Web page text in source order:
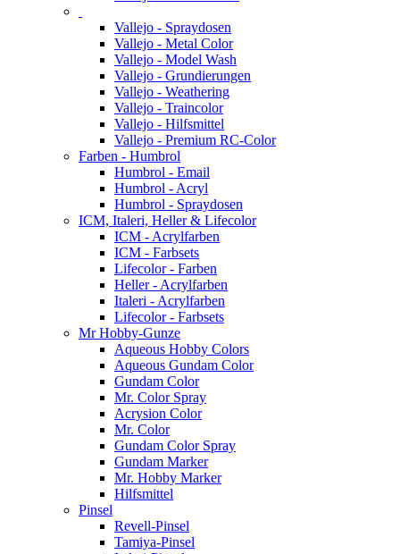
Vallejo - Spraydosen
Vallejo - Metal Color
Vallejo - Model Wash
Vallejo - Grundierungen
Vallejo - Weathering
Vallejo - Traincolor
Vallejo - Hilfsmittel
Vallejo - Premium RC-Color
Farben - Humbrol
Humbrol - Email
Humbrol - Acryl
Humbrol - Spraydosen
ICM, Italeri, Heller & Lifecolor
ICM - Acrylfarben
ICM - Farbsets
Lifecolor - Farben
Heller - Acrylfarben
Italeri - Acrylfarben
Lifecolor - Farbsets
Mr Hobby-Gunze
Aqueous Hobby Colors
Aqueous Gundam Color
Gundam Color
Mr. Color Spray
Acrysion Color
Mr. Color
Gundam Color Spray
Gundam Marker
Mr. Hobby Marker
Hilfsmittel
Pinsel
Revell-Pinsel
Tamiya-Pinsel